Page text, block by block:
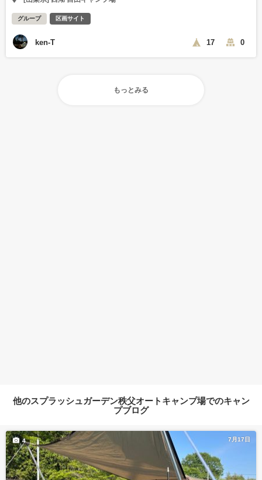
グループ 区画サイト
ken-T 17 0
もっとみる
他のスプラッシュガーデン秩父オートキャンプ場でのキャン
プブログ
7月17日
4